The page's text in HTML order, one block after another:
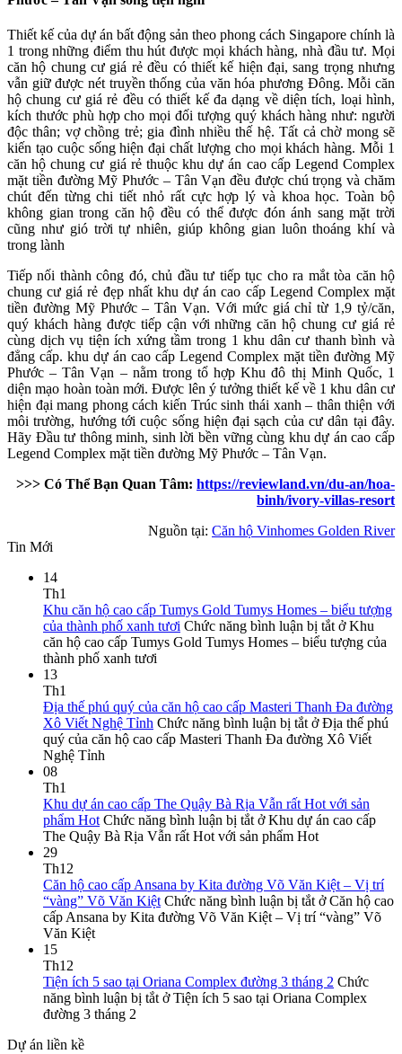
Thiết kế của dự án bất động sản theo phong cách Singapore chính là
1 trong những điểm thu hút được mọi khách hàng, nhà đầu tư. Mọi
căn hộ chung cư giá rẻ đều có thiết kế hiện đại, sang trọng nhưng
vẫn giữ được nét truyền thống của văn hóa phương Đông. Mỗi căn
hộ chung cư giá rẻ đều có thiết kế đa dạng về diện tích, loại hình,
kích thước phù hợp cho mọi đối tượng quý khách hàng như: người
độc thân; vợ chồng trẻ; gia đình nhiều thế hệ. Tất cả chờ mong sẽ
kiến tạo cuộc sống hiện đại chất lượng cho mọi khách hàng. Mỗi 1
căn hộ chung cư giá rẻ thuộc khu dự án cao cấp Legend Complex
mặt tiền đường Mỹ Phước – Tân Vạn đều được chú trọng và chăm
chút đến từng chi tiết nhỏ rất cực hợp lý và khoa học. Toàn bộ
không gian trong căn hộ đều có thể được đón ánh sang mặt trời
cũng như gió trời tự nhiên, giúp không gian luôn thoáng khí và
trong lành
Tiếp nối thành công đó, chủ đầu tư tiếp tục cho ra mắt tòa căn hộ
chung cư giá rẻ đẹp nhất khu dự án cao cấp Legend Complex mặt
tiền đường Mỹ Phước – Tân Vạn. Với mức giá chỉ từ 1,9 tỷ/căn,
quý khách hàng được tiếp cận với những căn hộ chung cư giá rẻ
cùng dịch vụ tiện ích xứng tầm trong 1 khu dân cư thanh bình và
đẳng cấp. khu dự án cao cấp Legend Complex mặt tiền đường Mỹ
Phước – Tân Vạn – nằm trong tổ hợp Khu đô thị Minh Quốc, 1
diện mạo hoàn toàn mới. Được lên ý tưởng thiết kế về 1 khu dân cư
hiện đại mang phong cách kiến Trúc sinh thái xanh – thân thiện với
môi trường, hướng tới cuộc sống hiện đại sạch của cư dân tại đây.
Hãy Đầu tư thông minh, sinh lời bền vững cùng khu dự án cao cấp
Legend Complex mặt tiền đường Mỹ Phước – Tân Vạn.
>>> Có Thể Bạn Quan Tâm: https://reviewland.vn/du-an/hoa-
binh/ivory-villas-resort
Nguồn tại: Căn hộ Vinhomes Golden River
Tin Mới
14
Th1
Khu căn hộ cao cấp Tumys Gold Tumys Homes – biểu tượng
của thành phố xanh tươi Chức năng bình luận bị tắt ở Khu
căn hộ cao cấp Tumys Gold Tumys Homes – biểu tượng của
thành phố xanh tươi
13
Th1
Địa thế phú quý của căn hộ cao cấp Masteri Thanh Đa đường
Xô Viết Nghệ Tỉnh Chức năng bình luận bị tắt ở Địa thế phú
quý của căn hộ cao cấp Masteri Thanh Đa đường Xô Viết
Nghệ Tỉnh
08
Th1
Khu dự án cao cấp The Quậy Bà Rịa Vẫn rất Hot với sản
phẩm Hot Chức năng bình luận bị tắt ở Khu dự án cao cấp
The Quậy Bà Rịa Vẫn rất Hot với sản phẩm Hot
29
Th12
Căn hộ cao cấp Ansana by Kita đường Võ Văn Kiệt – Vị trí
“vàng” Võ Văn Kiệt Chức năng bình luận bị tắt ở Căn hộ cao
cấp Ansana by Kita đường Võ Văn Kiệt – Vị trí “vàng” Võ
Văn Kiệt
15
Th12
Tiện ích 5 sao tại Oriana Complex đường 3 tháng 2 Chức
năng bình luận bị tắt ở Tiện ích 5 sao tại Oriana Complex
đường 3 tháng 2
Dự án liền kề